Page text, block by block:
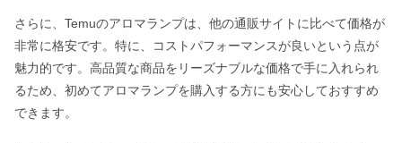
さらに、Temuのアロマランプは、他の通販サイトに比べて価格が
非常に格安です。特に、コストパフォーマンスが良いという点が
魅力的です。高品質な商品をリーズナブルな価格で手に入れられ
るため、初めてアロマランプを購入する方にも安心しておすすめ
できます。